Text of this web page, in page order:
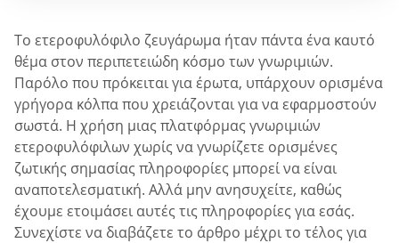
Το ετεροφυλόφιλο ζευγάρωμα ήταν πάντα ένα καυτό
θέμα στον περιπετειώδη κόσμο των γνωριμιών.
Παρόλο που πρόκειται για έρωτα, υπάρχουν ορισμένα
γρήγορα κόλπα που χρειάζονται για να εφαρμοστούν
σωστά. Η χρήση μιας πλατφόρμας γνωριμιών
ετεροφυλόφιλων χωρίς να γνωρίζετε ορισμένες
ζωτικής σημασίας πληροφορίες μπορεί να είναι
αναποτελεσματική. Αλλά μην ανησυχείτε, καθώς
έχουμε ετοιμάσει αυτές τις πληροφορίες για εσάς.
Συνεχίστε να διαβάζετε το άρθρο μέχρι το τέλος για